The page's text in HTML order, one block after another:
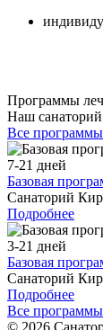
Программы
Наш санаторий
Все программы
7-21 дней
Базовая
Санаторий
Подробнее
3-21 дней
Базовая
Санаторий
Подробнее
Все программы